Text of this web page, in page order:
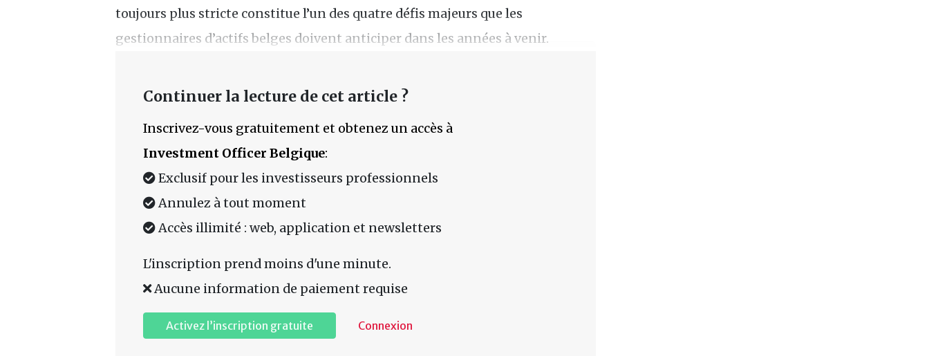
toujours plus stricte constitue l’un des quatre défis majeurs que les
gestionnaires d’actifs belges doivent anticiper dans les années à venir.
Continuer la lecture de cet article ?
Inscrivez-vous gratuitement et obtenez un accès à
Investment Officer Belgique:
Exclusif pour les investisseurs professionnels
Annulez à tout moment
Accès illimité : web, application et newsletters
L'inscription prend moins d'une minute.
Aucune information de paiement requise
Activez l’inscription gratuite Connexion